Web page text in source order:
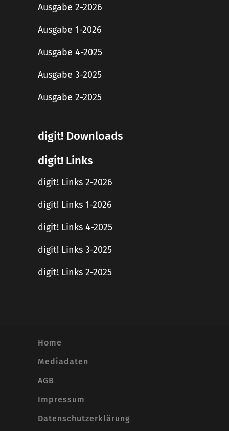
Ausgabe 2-2026
Ausgabe 1-2026
Ausgabe 4-2025
Ausgabe 3-2025
Ausgabe 2-2025
digit! Downloads
digit! Links
digit! Links 2-2026
digit! Links 1-2026
digit! Links 4-2025
digit! Links 3-2025
digit! Links 2-2025
Home
Mediadaten
AGB
Impressum
Datenschutzerklärung